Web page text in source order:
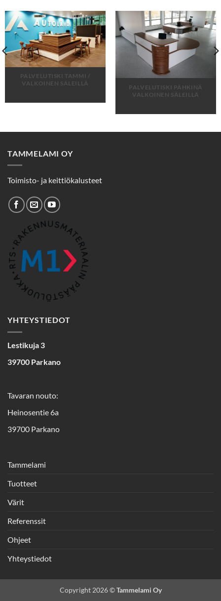
PALVELUTISKI TAMMI /
VALKOINEN SÄLEILLÄ
PALVELUTISKI PÄHKINÄ
VALKOINEN SÄLEILLÄ
TAMMELAMI OY
Toimisto- ja keittiökalusteet
YHTEYSTIEDOT
Lestikuja 3
39700 Parkano
Tavaran nouto:
Heinosentie 6a
39700 Parkano
Tammelami
Tuotteet
Värit
Referenssit
Ohjeet
Yhteystiedot
Copyright 2026 ©Tammelami Oy